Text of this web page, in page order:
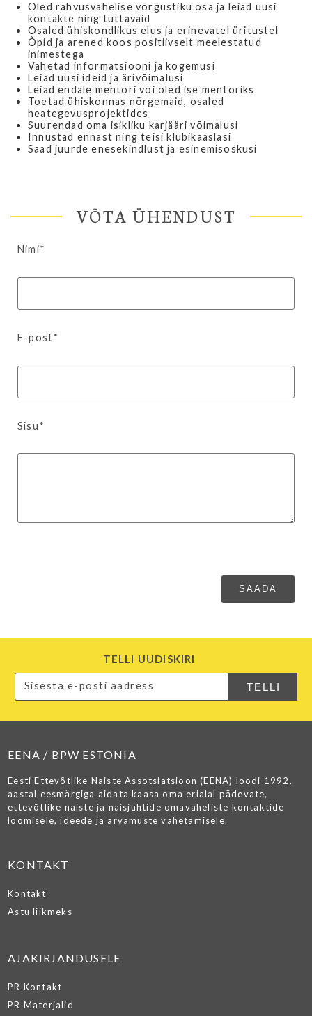
Oled rahvusvahelise võrgustiku osa ja leiad uusi
kontakte ning tuttavaid
Osaled ühiskondlikus elus ja erinevatel üritustel
Õpid ja arened koos positiivselt meelestatud
inimestega
Vahetad informatsiooni ja kogemusi
Leiad uusi ideid ja ärivõimalusi
Leiad endale mentori või oled ise mentoriks
Toetad ühiskonnas nõrgemaid, osaled
heategevusprojektides
Suurendad oma isikliku karjääri võimalusi
Innustad ennast ning teisi klubikaaslasi
Saad juurde enesekindlust ja esinemisoskusi
VÕTA ÜHENDUST
Nimi*
E-post*
Sisu*
TELLI UUDISKIRI
EENA / BPW ESTONIA
Eesti Ettevõtlike Naiste Assotsiatsioon (EENA) loodi 1992.
aastal eesmärgiga aidata kaasa oma erialal pädevate,
ettevõtlike naiste ja naisjuhtide omavaheliste kontaktide
loomisele, ideede ja arvamuste vahetamisele.
KONTAKT
Kontakt
Astu liikmeks
AJAKIRJANDUSELE
PR Kontakt
PR Materjalid